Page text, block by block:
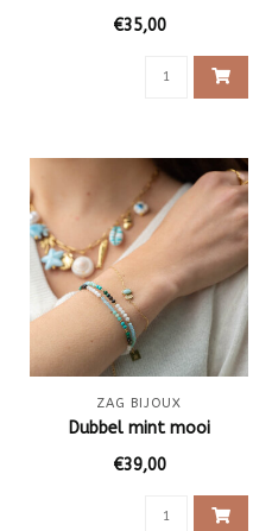
€35,00
ZAG BIJOUX
Dubbel mint mooi
€39,00